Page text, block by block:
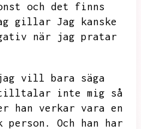
och det finns
gillar Jag kanske
när jag pratar
vill bara säga
inte mig så
han verkar vara en
person.
Och han har